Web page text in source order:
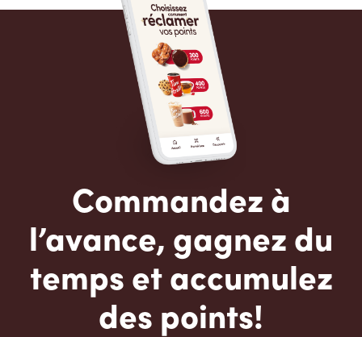
Commandez à
l’avance, gagnez du
temps et accumulez
des points!